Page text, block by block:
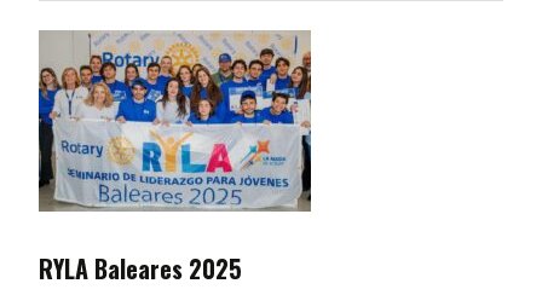
RYLA Baleares 2025